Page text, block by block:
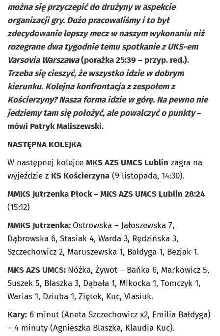
można się przyczepić do drużyny w aspekcie
organizacji gry. Dużo pracowaliśmy i to był
zdecydowanie lepszy mecz w naszym wykonaniu niż
rozegrane dwa tygodnie temu spotkanie z UKS-em
Varsovia Warszawa(porażka 25:39 – przyp. red.).
Trzeba się cieszyć, że wszystko idzie w dobrym
kierunku. Kolejna konfrontacja z zespołem z
Kościerzyny? Nasza forma idzie w górę. Na pewno nie
jedziemy tam się położyć, ale powalczyć o punkty–
mówi Patryk Maliszewski.
NASTĘPNA KOLEJKA
W następnej kolejce MKS AZS UMCS Lublin zagra na
wyjeździe z KS Kościerzyna (9 listopada, 14:30).
MMKS Jutrzenka Płock – MKS AZS UMCS Lublin 28:24
(15:12)
MMKS Jutrzenka: Ostrowska – Jałoszewska 7,
Dąbrowska 6, Stasiak 4, Warda 3, Rędzińska 3,
Szczechowicz 2, Maruszewska 1, Bałdyga 1, Bezjak 1.
MKS AZS UMCS: Nóżka, Żywot – Bańka 6, Markowicz 5,
Suszek 5, Blaszka 3, Dąbała 1, Mikocka 1, Tomczyk 1,
Warias 1, Dziuba 1, Ziętek, Kuc, Vlasiuk.
Kary: 6 minut (Aneta Szczechowicz x2, Emilia Bałdyga)
– 4 minuty (Agnieszka Blaszka, Klaudia Kuc).